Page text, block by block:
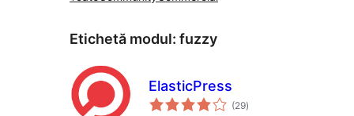
Etichetă modul: fuzzy
ElasticPress
(29total
aprecieri
)